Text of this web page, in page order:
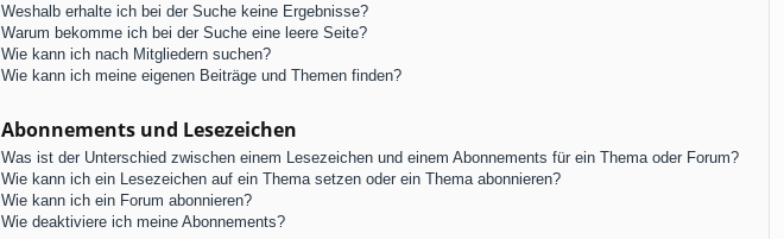
Weshalb erhalte ich bei der Suche keine Ergebnisse?
Warum bekomme ich bei der Suche eine leere Seite?
Wie kann ich nach Mitgliedern suchen?
Wie kann ich meine eigenen Beiträge und Themen finden?
Abonnements und Lesezeichen
Was ist der Unterschied zwischen einem Lesezeichen und einem Abonnements für ein Thema oder Forum?
Wie kann ich ein Lesezeichen auf ein Thema setzen oder ein Thema abonnieren?
Wie kann ich ein Forum abonnieren?
Wie deaktiviere ich meine Abonnements?